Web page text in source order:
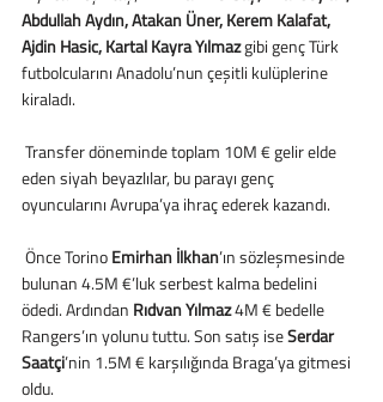
Abdullah Aydın, Atakan Üner, Kerem Kalafat,
Ajdin Hasic, Kartal Kayra Yılmaz gibi genç Türk
futbolcularını Anadolu’nun çeşitli kulüplerine
kiraladı.
eden siyah beyazlılar, bu parayı genç
oyuncularını Avrupa’ya ihraç ederek kazandı.
Önce Torino Emirhan İlkhan’ın sözleşmesinde
bulunan 4.5M €’luk serbest kalma bedelini
ödedi. Ardından Rıdvan Yılmaz 4M € bedelle
Rangers’ın yolunu tuttu. Son satış ise Serdar
Saatçi’nin 1.5M € karşılığında Braga’ya gitmesi
oldu.